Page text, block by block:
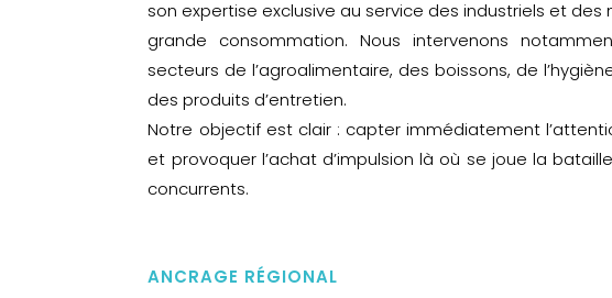
son expertise exclusive au service des industriels et des
grande consommation. Nous intervenons
secteurs de l’agroalimentaire, des boissons, de
des produits d’entretien.
Notre objectif est clair : capter immédiatement
et provoquer l’achat d’impulsion là où se joue la
concurrents.
ANCRAGE RÉGIONAL